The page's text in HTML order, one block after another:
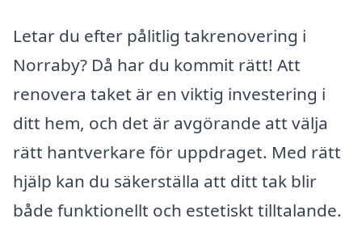
Letar du efter pålitlig takrenovering i
Norraby? Då har du kommit rätt! Att
renovera taket är en viktig investering i
ditt hem, och det är avgörande att välja
rätt hantverkare för uppdraget. Med rätt
hjälp kan du säkerställa att ditt tak blir
både funktionellt och estetiskt tilltalande.